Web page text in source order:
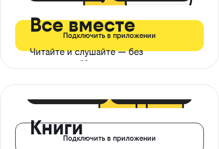
Все вместе
Читайте и слушайте — без
ограничений*
Подключить в приложении
КнигиПодключить в приложении